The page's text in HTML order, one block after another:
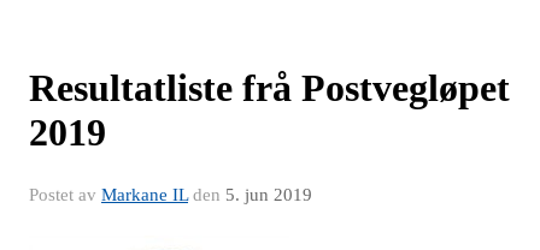
Resultatliste frå Postvegløpet
2019
Postet av Markane ILden 5. jun 2019